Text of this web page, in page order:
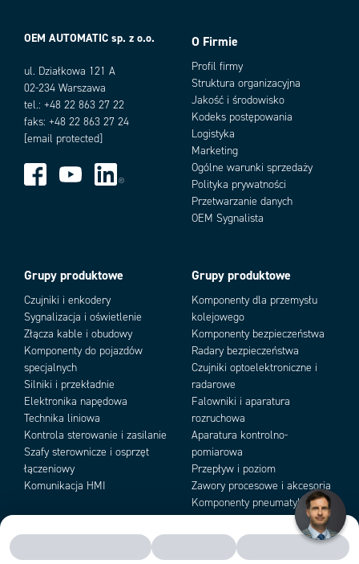
Max. różnica ciśnień 103 bar
65 °C
65 °C
Max. temperatura składowania 100 °C
Max. zakresu ciśnienia 300 bar
Max. zakresu przepływu 0,003-2500 ln/min
0,35 bar
Min. temperatura medium 5 °C
0 °C
Stopień ochrony IP IP40
Zakres kontroli
50:1, 100:1 (Coplanar-valve) (”Full-
Scale Flow” 1-50 Ln/min (N2 ekv.)
OEM AUTOMATIC sp. z o.o.
ul. Działkowa 121 A
02-234 Warszawa
tel.: +48 22 863 27 22
faks: +48 22 863 27 24
[email protected]
O Firmie
Profil firmy
Struktura organizacyjna
Jakość i środowisko
Kodeks postępowania
Logistyka
Marketing
Ogólne warunki sprzedaży
Polityka prywatności
Przetwarzanie danych
OEM Sygnalista
Grupy produktowe
Czujniki i enkodery
Sygnalizacja i oświetlenie
Złącza kable i obudowy
Komponenty do pojazdów
specjalnych
Silniki i przekładnie
Elektronika napędowa
Technika liniowa
Kontrola sterowanie i zasilanie
Szafy sterownicze i osprzęt
łączeniowy
Komunikacja HMI
Grupy produktowe
Komponenty dla przemysłu
kolejowego
Komponenty bezpieczeństwa
Radary bezpieczeństwa
Czujniki optoelektroniczne i
radarowe
Falowniki i aparatura
rozruchowa
Aparatura kontrolno-
pomiarowa
Przepływ i poziom
Zawory procesowe i akcesoria
Komponenty pneumatyki i
podciśnienia